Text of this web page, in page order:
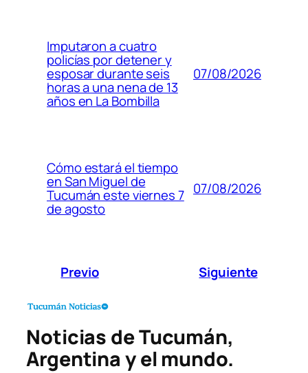
Imputaron a cuatro
policías por detener y
esposar durante seis
horas a una nena de 13
años en La Bombilla
07/08/2026
Cómo estará el tiempo
en San Miguel de
Tucumán este viernes 7
de agosto
07/08/2026
Previo Siguiente
Noticias de Tucumán,
Argentina y el mundo.